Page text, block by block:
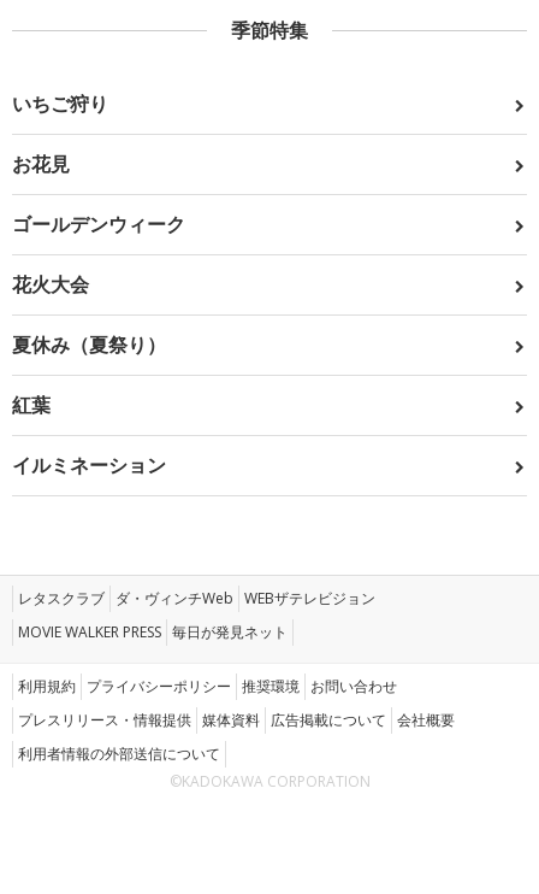
季節特集
いちご狩り
お花見
ゴールデンウィーク
花火大会
夏休み（夏祭り）
紅葉
イルミネーション
レタスクラブ ダ・ヴィンチWeb WEBザテレビジョン
MOVIE WALKER PRESS 毎日が発見ネット
利用規約 プライバシーポリシー 推奨環境 お問い合わせ
プレスリリース・情報提供 媒体資料 広告掲載について 会社概要
利用者情報の外部送信について
©KADOKAWA CORPORATION